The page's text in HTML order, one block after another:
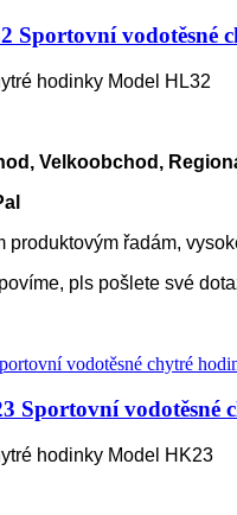
Sportovní vodotěsné
hodinky Model HL32
Velkoobchod,
produktovým řadám,
pls pošlete své
Sportovní vodotěsné
hodinky Model HK23